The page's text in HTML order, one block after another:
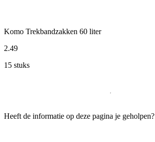
Komo Trekbandzakken 60 liter
2.49
15 stuks
Heeft de informatie op deze pagina je geholpen?